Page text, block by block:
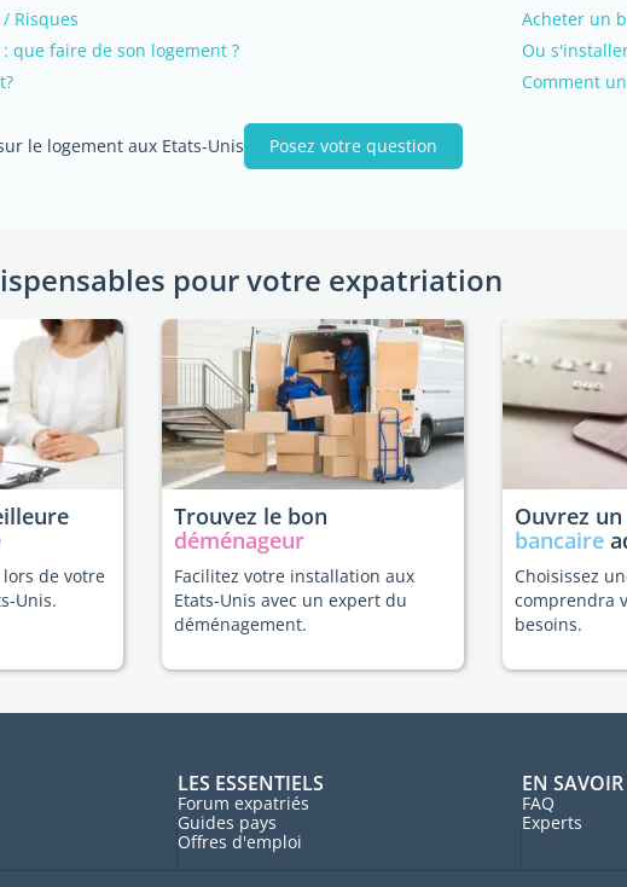
Risques
Acheter un
que faire de son logement ?
Ou
Comment
le logement aux Etats-Unis Posez votre question
pour votre expatriation
lors de votre
Unis.
Trouvez le bon
déménageur
Facilitez votre installation aux
Etats-Unis avec un expert du
déménagement.
Ouvrez un
bancaire
Choisissez
comprendra
besoins.
LES ESSENTIELS
Forum expatriés
Guides pays
Offres d'emploi
EN
FAQ
Experts